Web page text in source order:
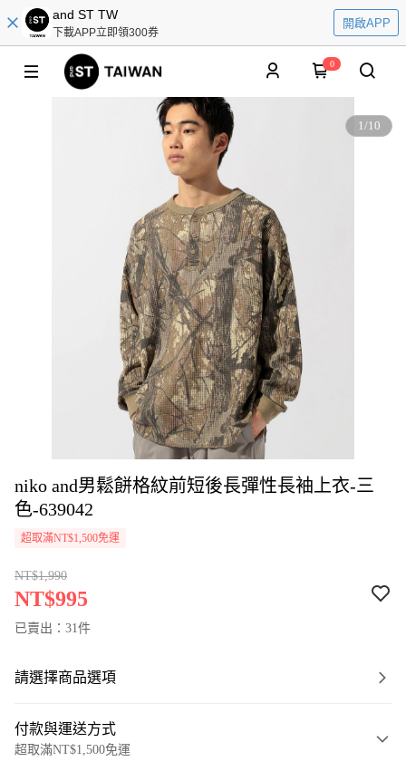
and ST TW
下載APP立即領300券
開啟APP
0
1/10
niko and男鬆餅格紋前短後長彈性長袖上衣-三
色-639042
超取滿NT$1,500免運
NT$1,990
NT$995
已賣出：31件
請選擇商品選項
付款與運送方式
超取滿NT$1,500免運